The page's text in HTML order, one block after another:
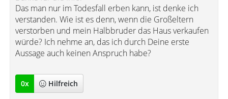
Das man nur im Todesfall erben kann, ist denke ich
verstanden. Wie ist es denn, wenn die Großeltern
verstorben und mein Halbbruder das Haus verkaufen
würde? Ich nehme an, das ich durch Deine erste
Aussage auch keinen Anspruch habe?
0x Hilfreich